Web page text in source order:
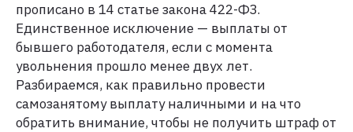
прописано в 14 статье закона 422-ФЗ.
Единственное исключение — выплаты от
бывшего работодателя, если с момента
увольнения прошло менее двух лет.​
Разбираемся, как правильно провести
самозанятому выплату наличными и на что
обратить внимание, чтобы не получить штраф от